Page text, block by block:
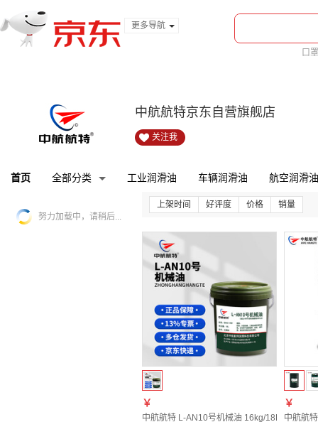
更多导航
口罩
中航航特京东自营旗舰店
关注我
首页 全部分类 工业润滑油 车辆润滑油 航空润滑油
努力加载中，请稍后...
上架时间 好评度 价格 销量
￥
中航航特 L-AN10号机械油 16kg/18L
￥
中航航